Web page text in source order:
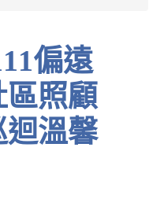
區照顧
迴溫馨